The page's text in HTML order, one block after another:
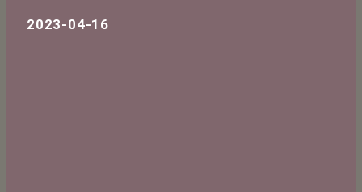
2023-04-16